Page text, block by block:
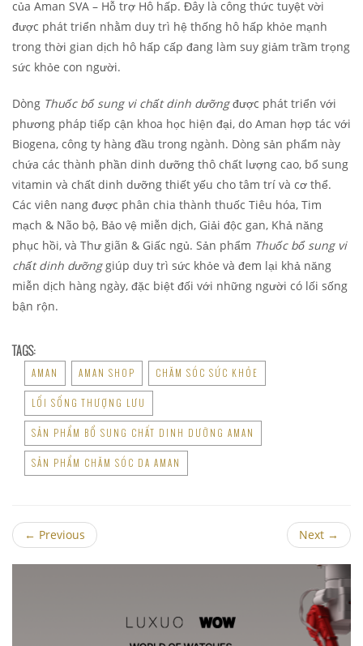
của Aman SVA – Hỗ trợ Hô hấp. Đây là công thức tuyệt vời
được phát triển nhằm duy trì hệ thống hô hấp khỏe mạnh
trong thời gian dịch hô hấp cấp đang làm suy giảm trầm trọng
sức khỏe con người.
Dòng Thuốc bổ sung vi chất dinh dưỡngđược phát triển với
phương pháp tiếp cận khoa học hiện đại, do Aman hợp tác với
Biogena, công ty hàng đầu trong ngành. Dòng sản phẩm này
chứa các thành phần dinh dưỡng thô chất lượng cao, bổ sung
vitamin và chất dinh dưỡng thiết yếu cho tâm trí và cơ thể.
Các viên nang được phân chia thành thuốc Tiêu hóa, Tim
mạch & Não bộ, Bảo vệ miễn dịch, Giải độc gan, Khả năng
phục hồi, và Thư giãn & Giấc ngủ. Sản phẩm Thuốc bổ sung vi
chất dinh dưỡnggiúp duy trì sức khỏe và đem lại khả năng
miễn dịch hàng ngày, đặc biệt đối với những người có lối sống
bận rộn.
TAGS:
AMAN AMAN SHOP CHĂM SÓC SỨC KHỎE
LỐI SỐNG THƯỢNG LƯU
SẢN PHẨM BỔ SUNG CHẤT DINH DƯỠNG AMAN
SẢN PHẨM CHĂM SÓC DA AMAN
← Previous Next →